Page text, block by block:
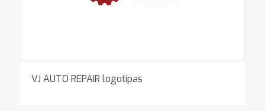
VJ AUTO REPAIR logotipas